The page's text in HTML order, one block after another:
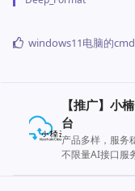
windows11电脑的cmd
【推广】小
台
产品多样，服务
不限量AI接口服